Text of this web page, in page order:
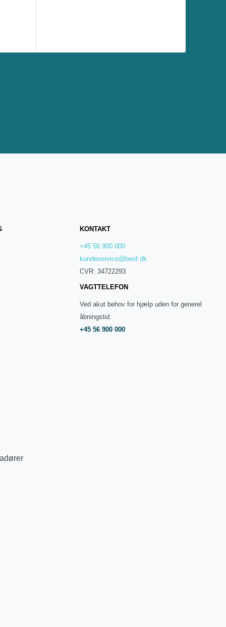
KONTAKT
+45 56 900 000
kundeservice@beof.dk
CVR: 34722293
VAGTTELEFON
Ved akut behov for hjælp uden for generel
åbningstid:
+45 56 900 000